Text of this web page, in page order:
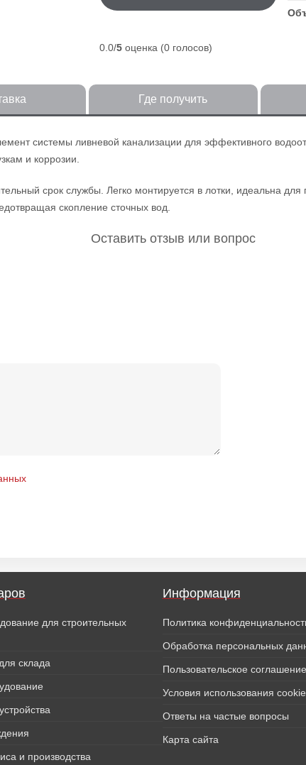
0.0/5оценка (0 голосов)
Где получить
системы ливневой канализации для эффективного
и коррозии.
срок службы. Легко монтируется в лотки, идеальна для
скопление сточных вод.
Оставить отзыв или вопрос
для строительных
склада
и производства
Информация
Политика
Обработка персональных
Пользовательское соглашение
Условия использования cookie
Ответы на частые вопросы
Карта сайта